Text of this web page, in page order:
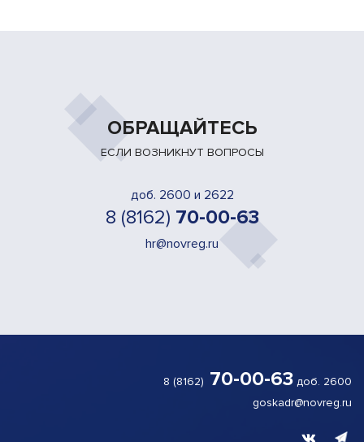
ОБРАЩАЙТЕСЬ
ЕСЛИ ВОЗНИКНУТ ВОПРОСЫ
доб. 2600 и 2622
8 (8162) 70-00-63
hr@novreg.ru
8 (8162) 70-00-63 доб. 2600
goskadr@novreg.ru